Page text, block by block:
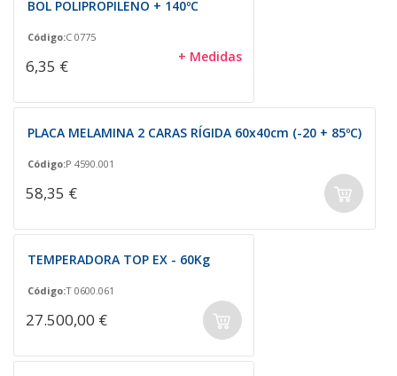
BOL POLIPROPILENO + 140ºC
Código:C 0775
6,35 € + Medidas
PLACA MELAMINA 2 CARAS RÍGIDA 60x40cm (-20 + 85ºC)
Código:P 4590.001
58,35 €
TEMPERADORA TOP EX - 60Kg
Código:T 0600.061
27.500,00 €